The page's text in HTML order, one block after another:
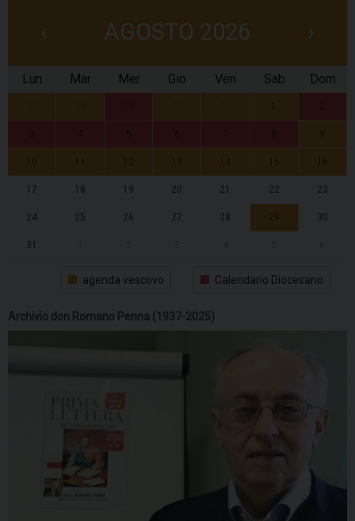
‹ AGOSTO 2026 ›
Lun Mar Mer Gio Ven Sab Dom
1 2
3 4 5 6 7 8 9
10 11 12 13 14 15 16
17 18 19 20 21 22 23
24 25 26 27 28 29 30
31
agenda vescovo Calendario Diocesano
Archivio don Romano Penna (1937-2025)